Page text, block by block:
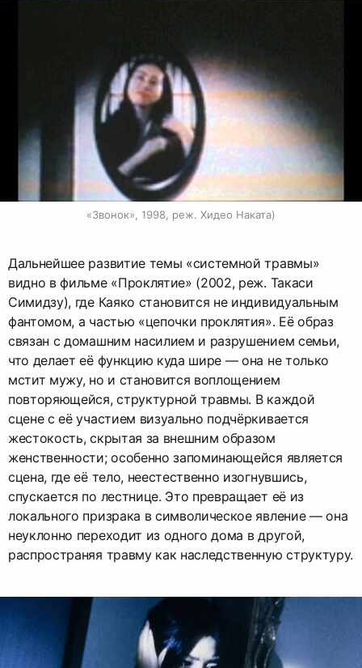
«Звонок», 1998, реж. Хидео Наката)
Дальнейшее развитие темы «системной травмы»
видно в фильме «Проклятие» (2002, реж. Такаси
Симидзу), где Каяко становится не индивидуальным
фантомом, а частью «цепочки проклятия». Её образ
связан с домашним насилием и разрушением семьи,
что делает её функцию куда шире — она не только
мстит мужу, но и становится воплощением
повторяющейся, структурной травмы. В каждой
сцене с её участием визуально подчёркивается
жестокость, скрытая за внешним образом
женственности; особенно запоминающейся является
сцена, где её тело, неестественно изогнувшись,
спускается по лестнице. Это превращает её из
локального призрака в символическое явление — она
неуклонно переходит из одного дома в другой,
распространяя травму как наследственную структуру.